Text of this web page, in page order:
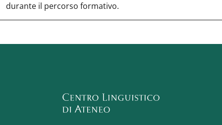
durante il percorso formativo.